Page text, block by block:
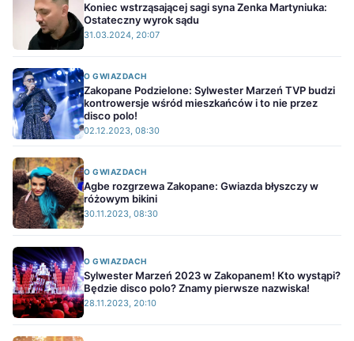
Koniec wstrząsającej sagi syna Zenka Martyniuka:
Ostateczny wyrok sądu
31.03.2024, 20:07
O GWIAZDACH
Zakopane Podzielone: Sylwester Marzeń TVP budzi
kontrowersje wśród mieszkańców i to nie przez
disco polo!
02.12.2023, 08:30
O GWIAZDACH
Agbe rozgrzewa Zakopane: Gwiazda błyszczy w
różowym bikini
30.11.2023, 08:30
O GWIAZDACH
Sylwester Marzeń 2023 w Zakopanem! Kto wystąpi?
Będzie disco polo? Znamy pierwsze nazwiska!
28.11.2023, 20:10